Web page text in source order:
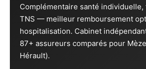
Complémentaire santé individuelle,
TNS — meilleur remboursement
hospitalisation. Cabinet
87+ assureurs comparés pour
Hérault).